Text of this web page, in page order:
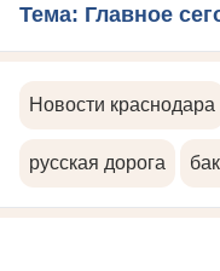
Тема: Главное
Новости краснодара
русская дорога